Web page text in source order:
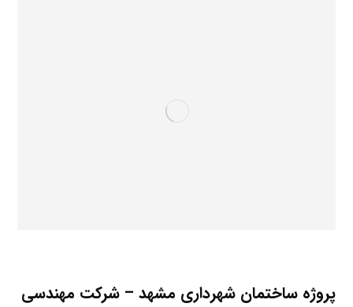
پروژه ساختمان شهرداری مشهد – شرکت مهندسی